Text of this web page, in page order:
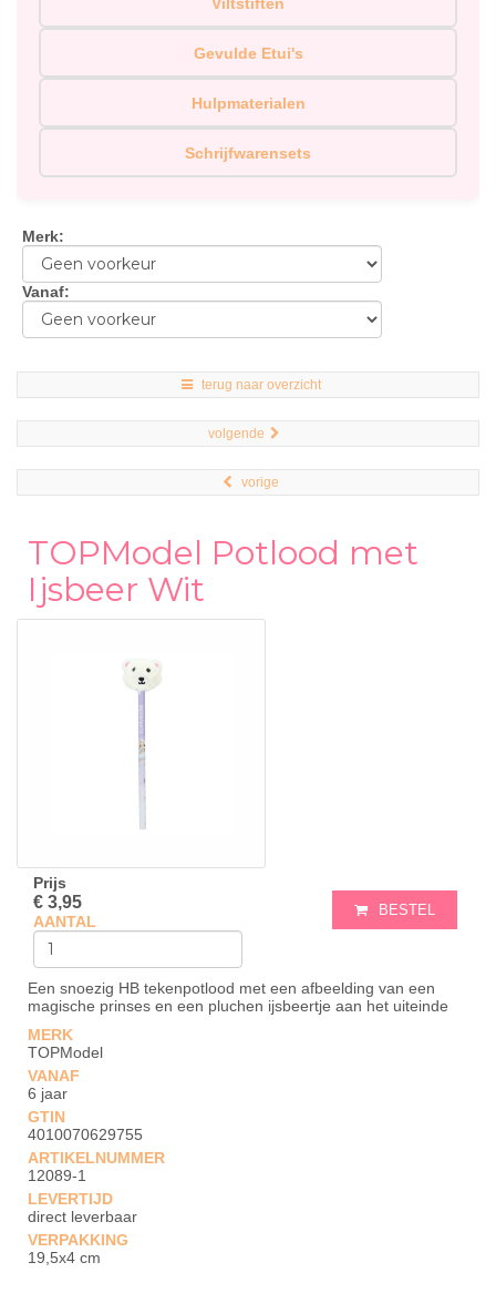
Gevulde Etui's
Hulpmaterialen
Schrijfwarensets
Merk:
Vanaf:
terug naar overzicht
volgende
vorige
TOPModel Potlood met
Ijsbeer Wit
Prijs
€ 3,95
AANTAL
BESTEL
Een snoezig HB tekenpotlood met een afbeelding van een
magische prinses en een pluchen ijsbeertje aan het uiteinde
MERK
TOPModel
VANAF
6 jaar
GTIN
4010070629755
ARTIKELNUMMER
12089-1
LEVERTIJD
direct leverbaar
VERPAKKING
19,5x4 cm